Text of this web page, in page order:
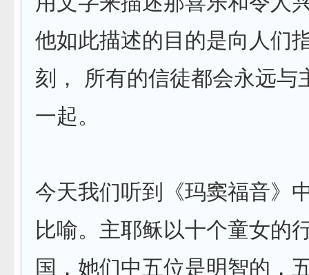
他如此描述的目的是向人们
刻， 所有的信徒都会永远与
一起。
今天我们听到《玛窦福音》
比喻。主耶稣以十个童女的
国，她们中五位是明智的，